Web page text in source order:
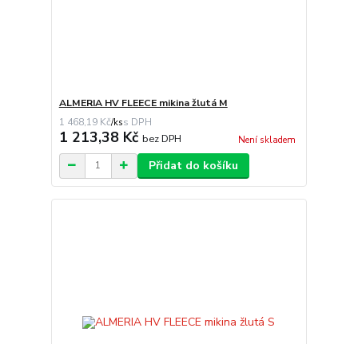
ALMERIA HV FLEECE mikina žlutá M
1 468,19 Kč/ks
1 213,38 Kč bez DPH Není skladem
Přidat do košíku